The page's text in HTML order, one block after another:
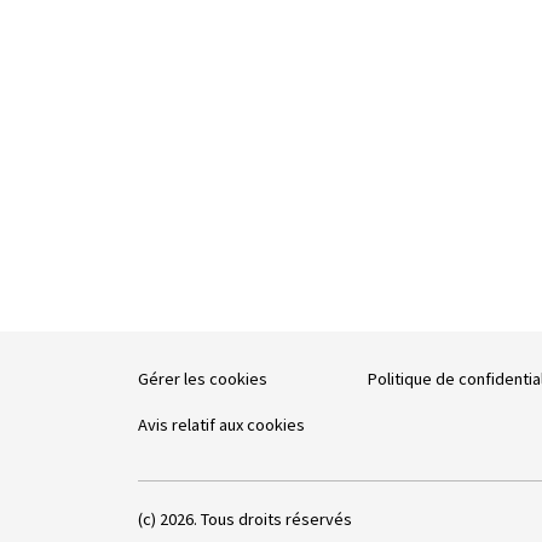
Gérer les cookies
Avis relatif aux cookies
Politique de
(c) 2026. Tous droits réservés